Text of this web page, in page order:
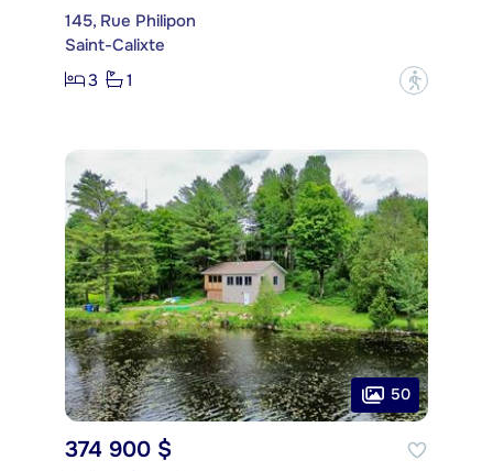
145, Rue Philipon
Saint-Calixte
3
1 ?
50
374 900 $